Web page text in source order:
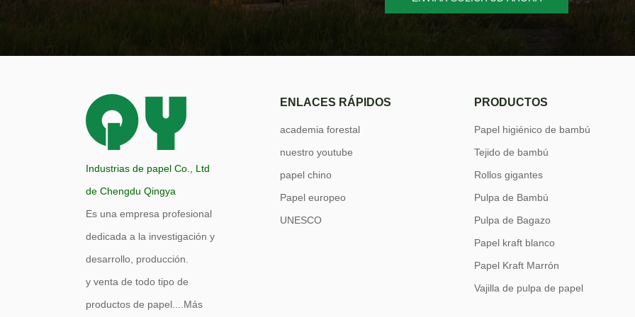
Industrias de papel Co., Ltd
de Chengdu Qingya
Es una empresa profesional
dedicada a la investigación y
desarrollo, producción.
y venta de todo tipo de
productos de papel.... Más
ENLACES RÁPIDOS
academia forestal
nuestro youtube
papel chino
Papel europeo
UNESCO
PRODUCTOS
Papel higiénico de bambú
Tejido de bambú
Rollos gigantes
Pulpa de Bambú
Pulpa de Bagazo
Papel kraft blanco
Papel Kraft Marrón
Vajilla de pulpa de papel